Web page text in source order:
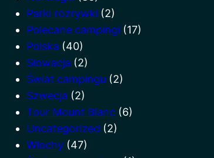
Parki rozrywki (2)
Polecane campingi (17)
Polska (40)
Słowacja (2)
Świat campingu (2)
Szwecja (2)
Tour Mount Blanc (6)
Uncategorized (2)
Włochy (47)